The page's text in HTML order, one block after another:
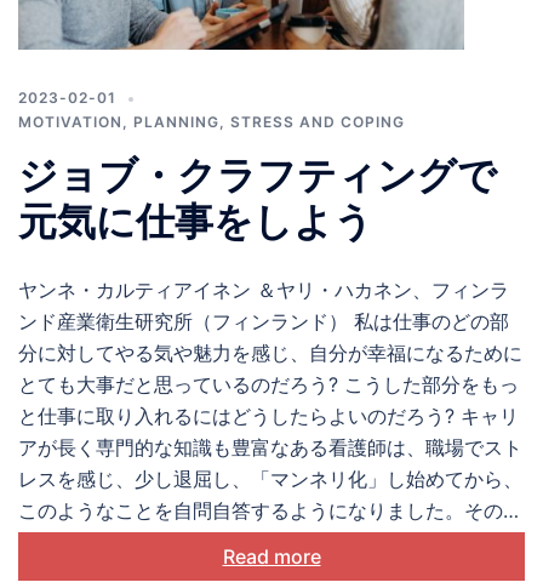
2023-02-01
MOTIVATION , PLANNING, STRESS AND COPING
ジョブ・クラフティングで
元気に仕事をしよう
ヤンネ・カルティアイネン ＆ヤリ・ハカネン、フィンラ
ンド産業衛生研究所（フィンランド） 私は仕事のどの部
分に対してやる気や魅力を感じ、自分が幸福になるために
とても大事だと思っているのだろう? こうした部分をもっ
と仕事に取り入れるにはどうしたらよいのだろう? キャリ
アが長く専門的な知識も豊富なある看護師は、職場でスト
レスを感じ、少し退屈し、「マンネリ化」し始めてから、
このようなことを自問自答するようになりました。その答
する能力や同僚とのつながりをより強く感じられるように
Read more